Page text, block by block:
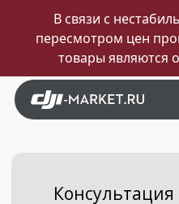
В связи с
пересмотром цен
товары являются
форме и мы перезвоним вам в
ближайшее время